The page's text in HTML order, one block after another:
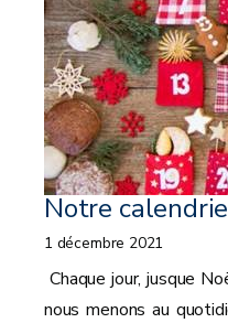
Notre
1 décembre 2021
Chaque jour, jusque
nous menons au